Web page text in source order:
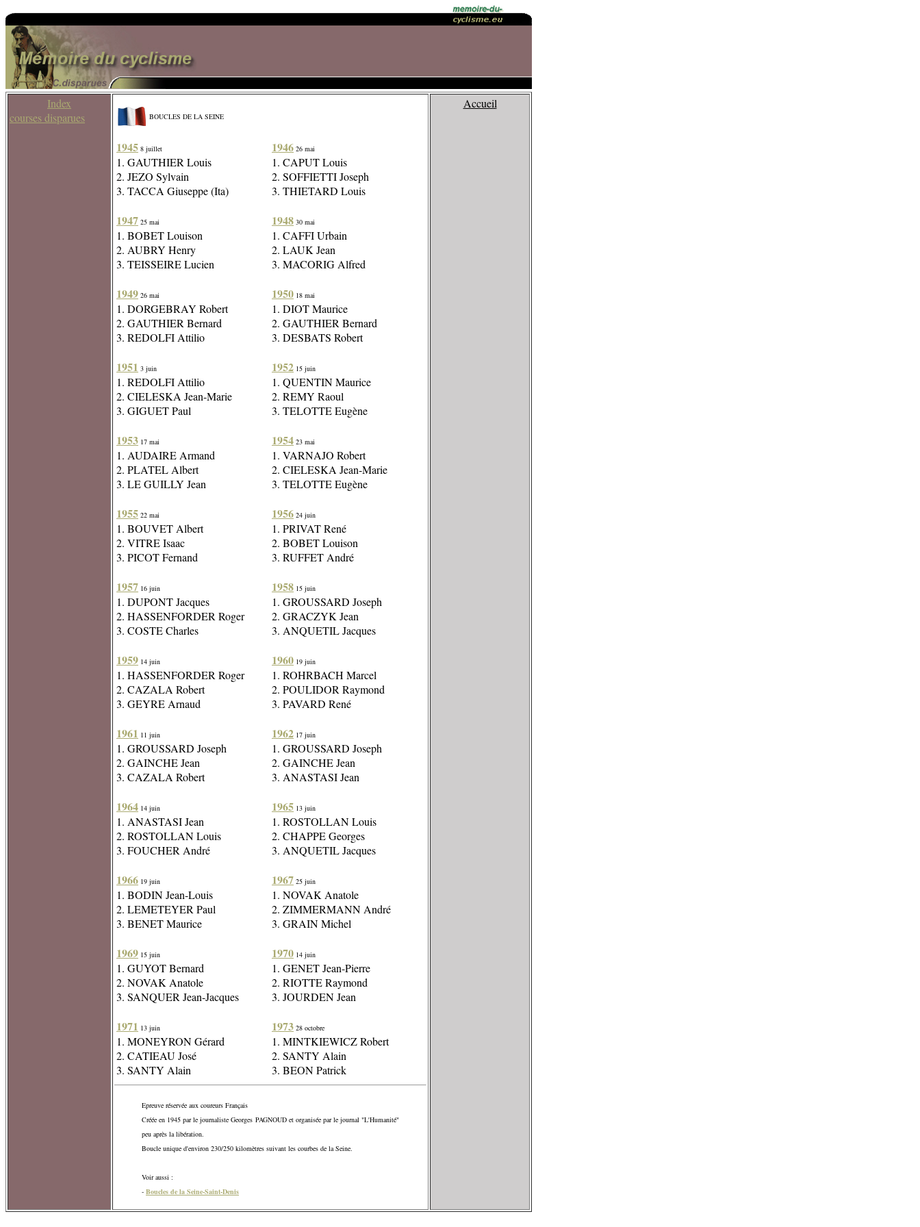
Index
courses disparues
BOUCLES DE LA SEINE
1945 8 juillet
1. GAUTHIER Louis
2. JEZO Sylvain
3. TACCA Giuseppe (Ita)
1947 25 mai
1. BOBET Louison
2. AUBRY Henry
3. TEISSEIRE Lucien
1949 26 mai
1. DORGEBRAY Robert
2. GAUTHIER Bernard
3. REDOLFI Attilio
1951 3 juin
1. REDOLFI Attilio
2. CIELESKA Jean-Marie
3. GIGUET Paul
1953 17 mai
1. AUDAIRE Armand
2. PLATEL Albert
3. LE GUILLY Jean
1955 22 mai
1. BOUVET Albert
2. VITRE Isaac
3. PICOT Fernand
1957 16 juin
1. DUPONT Jacques
2. HASSENFORDER Roger
3. COSTE Charles
1959 14 juin
1. HASSENFORDER Roger
2. CAZALA Robert
3. GEYRE Arnaud
1961 11 juin
1. GROUSSARD Joseph
2. GAINCHE Jean
3. CAZALA Robert
1964 14 juin
1. ANASTASI Jean
2. ROSTOLLAN Louis
3. FOUCHER André
1966 19 juin
1. BODIN Jean-Louis
2. LEMETEYER Paul
3. BENET Maurice
1969 15 juin
1. GUYOT Bernard
2. NOVAK Anatole
3. SANQUER Jean-Jacques
1971 13 juin
1. MONEYRON Gérard
2. CATIEAU José
3. SANTY Alain
1946 26 mai
1. CAPUT Louis
2. SOFFIETTI Joseph
3. THIETARD Louis
1948 30 mai
1. CAFFI Urbain
2. LAUK Jean
3. MACORIG Alfred
1950 18 mai
1. DIOT Maurice
2. GAUTHIER Bernard
3. DESBATS Robert
1952 15 juin
1. QUENTIN Maurice
2. REMY Raoul
3. TELOTTE Eugène
1954 23 mai
1. VARNAJO Robert
2. CIELESKA Jean-Marie
3. TELOTTE Eugène
1956 24 juin
1. PRIVAT René
2. BOBET Louison
3. RUFFET André
1958 15 juin
1. GROUSSARD Joseph
2. GRACZYK Jean
3. ANQUETIL Jacques
1960 19 juin
1. ROHRBACH Marcel
2. POULIDOR Raymond
3. PAVARD René
1962 17 juin
1. GROUSSARD Joseph
2. GAINCHE Jean
3. ANASTASI Jean
1965 13 juin
1. ROSTOLLAN Louis
2. CHAPPE Georges
3. ANQUETIL Jacques
1967 25 juin
1. NOVAK Anatole
2. ZIMMERMANN André
3. GRAIN Michel
1970 14 juin
1. GENET Jean-Pierre
2. RIOTTE Raymond
3. JOURDEN Jean
1973 28 octobre
1. MINTKIEWICZ Robert
2. SANTY Alain
3. BEON Patrick
Epreuve réservée aux coureurs Français
Créée en 1945 par le journaliste Georges PAGNOUD et organisée par le journal "L'Humanité"
peu après la libération.
Boucle unique d'environ 230/250 kilomètres suivant les courbes de la Seine.
Voir aussi :
- Boucles de la Seine-Saint-Denis
Accueil